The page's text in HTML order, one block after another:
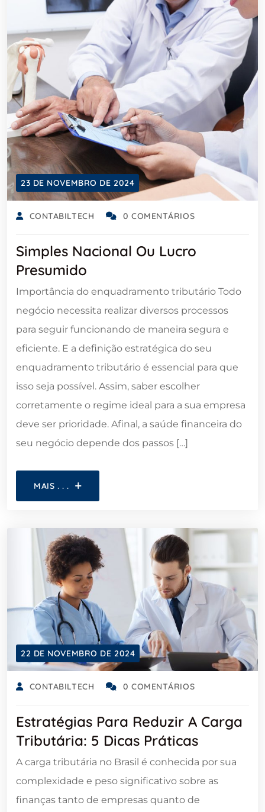
23 DE NOVEMBRO DE 2024
CONTABILTECH 0 COMENTÁRIOS
Simples Nacional Ou Lucro
Presumido
Importância do enquadramento tributário Todo
negócio necessita realizar diversos processos
para seguir funcionando de maneira segura e
eficiente. E a definição estratégica do seu
enquadramento tributário é essencial para que
isso seja possível. Assim, saber escolher
corretamente o regime ideal para a sua empresa
deve ser prioridade. Afinal, a saúde financeira do
seu negócio depende dos passos […]
MAIS . . .
22 DE NOVEMBRO DE 2024
CONTABILTECH 0 COMENTÁRIOS
Estratégias Para Reduzir A Carga
Tributária: 5 Dicas Práticas
A carga tributária no Brasil é conhecida por sua
complexidade e peso significativo sobre as
finanças tanto de empresas quanto de